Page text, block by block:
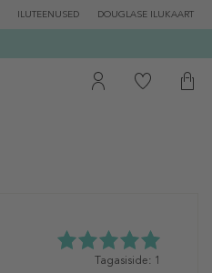
ILUTEENUSED DOUGLASE ILUKAART
5.0
Tagasiside: 1